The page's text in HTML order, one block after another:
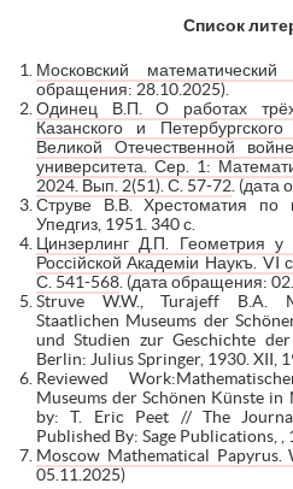
Список
Московский
обращения: 28.10.2025).
Одинец В.П. О работах трёх
Казанского и
Великой Отечественной
университета. Сер. 1:
2024. Вып. 2(51). С. 57-72. (дата
Струве В.В. Хрестоматия по
Упедгиз, 1951. 340 с.
Цинзерлинг Д.П. Геометрия у
Россiйской Академіи Наукъ. VI
С. 541-568. (дата обращения:
Struve W.W., Turajeff B.A.
Staatlichen Museums der
und Studien zur Geschichte
Berlin: Julius Springer, 1930. XII,
Reviewed
Museums der Schönen Künste in
by: T. Eric Peet // The
Published By: Sage Publications,
Moscow Mathematical Papyrus.
05.11.2025)